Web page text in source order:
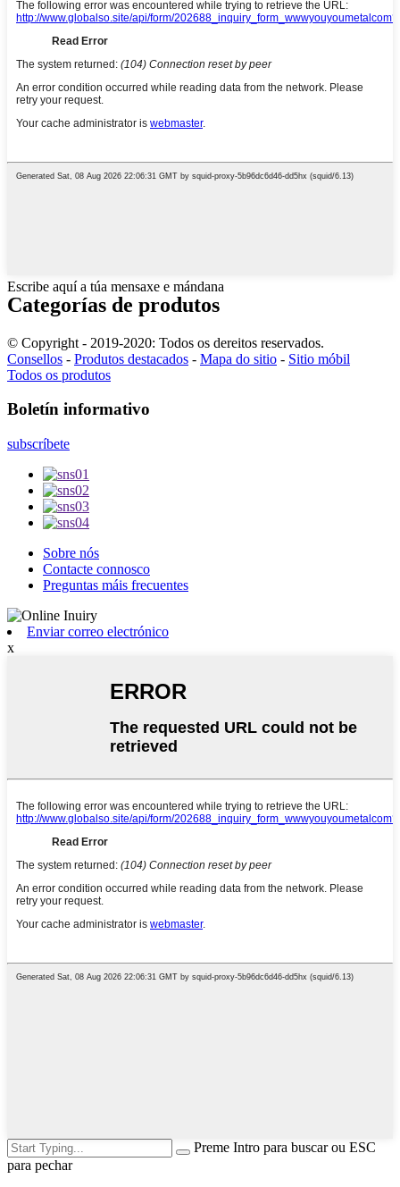
Escribe aquí a túa mensaxe e mándana
Categorías de produtos
© Copyright - 2019-2020: Todos os dereitos reservados.
Consellos - Produtos destacados - Mapa do sitio - Sitio móbil
Todos os produtos
Boletín informativo
subscríbete
Sobre nós
Contacte connosco
Preguntas máis frecuentes
Enviar correo electrónico
x
Preme Intro para buscar ou ESC
para pechar